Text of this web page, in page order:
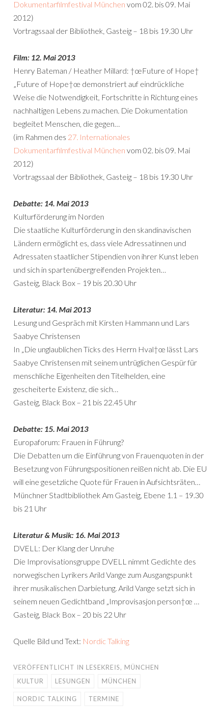
Dokumentarfilmfestival München vom 02. bis 09. Mai
2012)
Vortragssaal der Bibliothek, Gasteig – 18 bis 19.30 Uhr
Film: 12. Mai 2013
Henry Bateman / Heather Millard: †œFuture of Hope†
„Future of Hope†œ demonstriert auf eindrückliche
Weise die Notwendigkeit, Fortschritte in Richtung eines
nachhaltigen Lebens zu machen. Die Dokumentation
begleitet Menschen, die gegen…
(im Rahmen des 27. Internationales
Dokumentarfilmfestival München vom 02. bis 09. Mai
2012)
Vortragssaal der Bibliothek, Gasteig – 18 bis 19.30 Uhr
Debatte: 14. Mai 2013
Kulturförderung im Norden
Die staatliche Kulturförderung in den skandinavischen
Ländern ermöglicht es, dass viele Adressatinnen und
Adressaten staatlicher Stipendien von ihrer Kunst leben
und sich in spartenübergreifenden Projekten…
Gasteig, Black Box – 19 bis 20.30 Uhr
Literatur: 14. Mai 2013
Lesung und Gespräch mit Kirsten Hammann und Lars
Saabye Christensen
In „Die unglaublichen Ticks des Herrn Hval†œ lässt Lars
Saabye Christensen mit seinem untrüglichen Gespür für
menschliche Eigenheiten den Titelhelden, eine
gescheiterte Existenz, die sich…
Gasteig, Black Box – 21 bis 22.45 Uhr
Debatte: 15. Mai 2013
Europaforum: Frauen in Führung?
Die Debatten um die Einführung von Frauenquoten in der
Besetzung von Führungspositionen reißen nicht ab. Die EU
will eine gesetzliche Quote für Frauen in Aufsichtsräten…
Münchner Stadtbibliothek Am Gasteig, Ebene 1.1 – 19.30
bis 21 Uhr
Literatur & Musik: 16. Mai 2013
DVELL: Der Klang der Unruhe
Die Improvisationsgruppe DVELL nimmt Gedichte des
norwegischen Lyrikers Arild Vange zum Ausgangspunkt
ihrer musikalischen Darbietung. Arild Vange setzt sich in
seinem neuen Gedichtband „Improvisasjon person†œ …
Gasteig, Black Box – 20 bis 22 Uhr
Quelle Bild und Text: Nordic Talking
VERÖFFENTLICHT IN LESEKREIS, MÜNCHEN
KULTUR
LESUNGEN MÜNCHEN
NORDIC TALKING TERMINE